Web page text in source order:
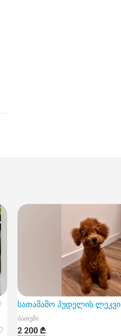
სახლისთვის
სათამაშო პუდელის ლეკვი
ბათუმი
2 200 ₾